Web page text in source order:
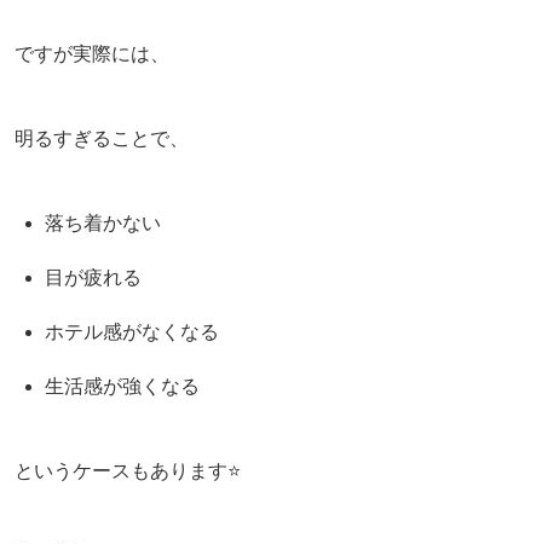
ですが実際には、
明るすぎることで、
落ち着かない
目が疲れる
ホテル感がなくなる
生活感が強くなる
というケースもあります⭐️